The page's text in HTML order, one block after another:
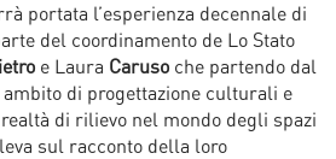
portata l’esperienza decennale di
del coordinamento de Lo Stato
e Laura Caruso che partendo dal
di progettazione culturali e
di rilievo nel mondo degli spazi
sul racconto della loro